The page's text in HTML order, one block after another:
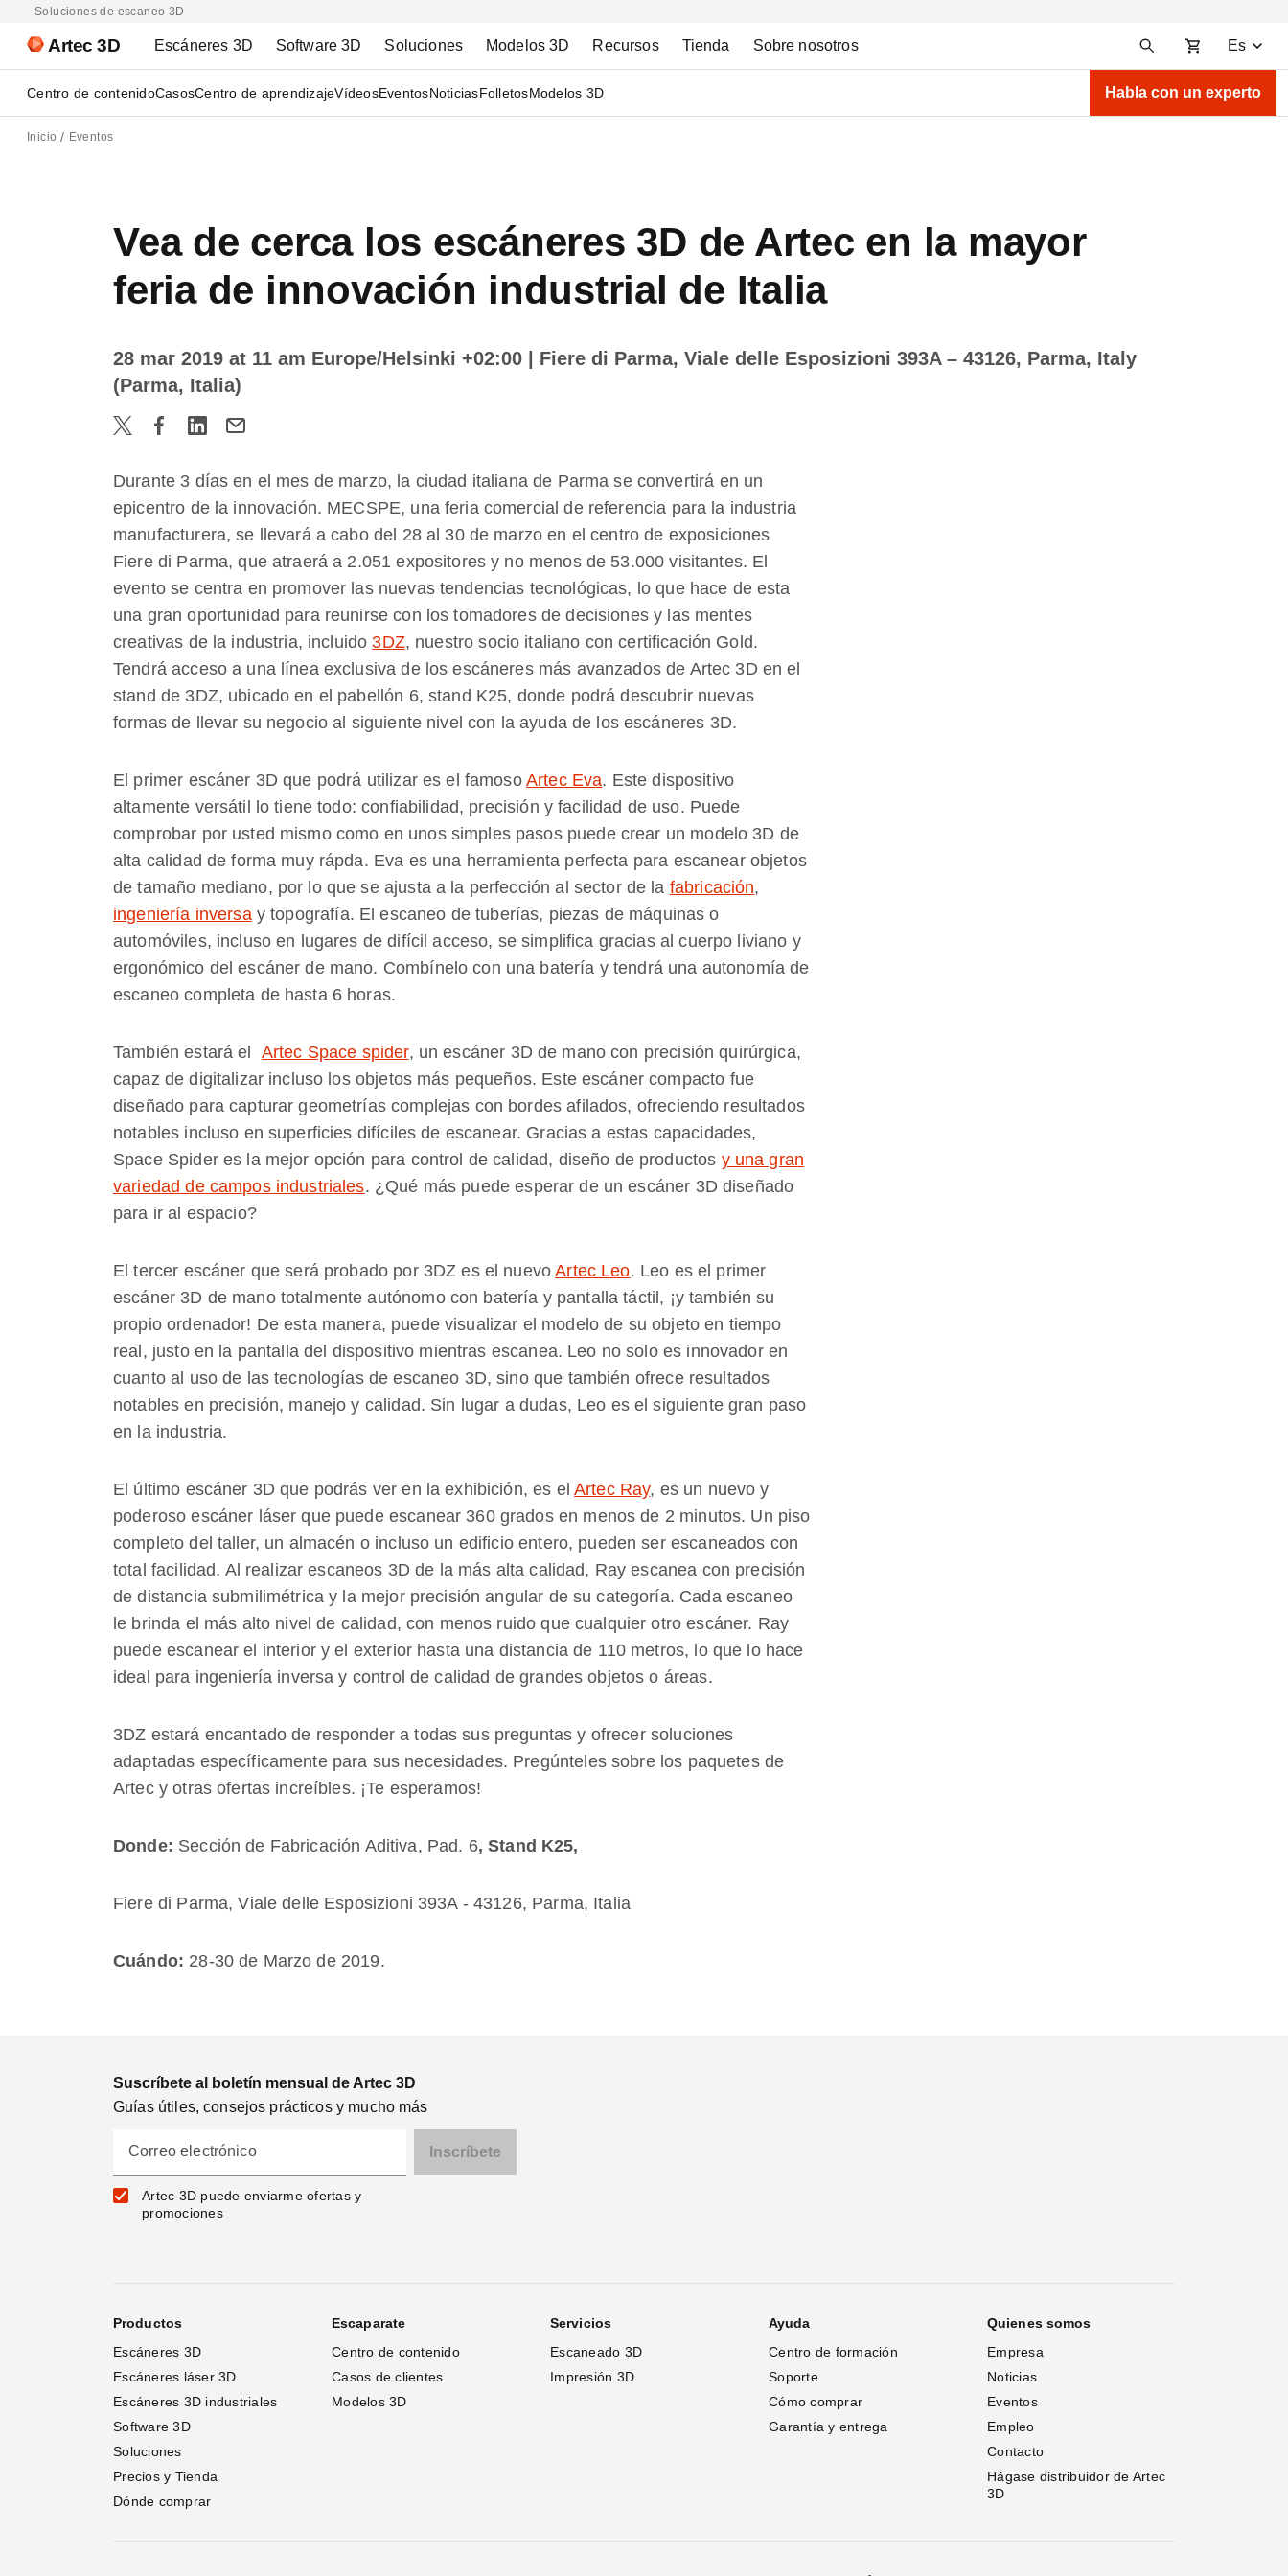
Soluciones de escaneo 3D
Artec 3D Escáneres 3D Software 3D Soluciones Modelos 3D Recursos Tienda Sobre nosotros Es
Centro de contenidoCasosCentro de aprendizajeVídeosEventosNoticiasFolletosModelos 3D Habla con un experto
Inicio Eventos
Vea de cerca los escáneres 3D de Artec en la mayor
feria de innovación industrial de Italia
28 mar 2019 at 11 am Europe/Helsinki +02:00
| Fiere di Parma, Viale delle Esposizioni 393A‎ – 43126, Parma, Italy
(Parma, Italia)
Durante 3 días en el mes de marzo, la ciudad italiana de Parma se convertirá en un
epicentro de la innovación. MECSPE, una feria comercial de referencia para la industria
manufacturera, se llevará a cabo del 28 al 30 de marzo en el centro de exposiciones
Fiere di Parma, que atraerá a 2.051 expositores y no menos de 53.000 visitantes. El
evento se centra en promover las nuevas tendencias tecnológicas, lo que hace de esta
una gran oportunidad para reunirse con los tomadores de decisiones y las mentes
creativas de la industria, incluido3DZ, nuestro socio italiano con certificación Gold.
Tendrá acceso a una línea exclusiva de los escáneres más avanzados de Artec 3D en el
stand de 3DZ, ubicado en el pabellón 6, stand K25, donde podrá descubrir nuevas
formas de llevar su negocio al siguiente nivel con la ayuda de los escáneres 3D.
El primer escáner 3D que podrá utilizar es el famoso Artec Eva. Este dispositivo
altamente versátil lo tiene todo: confiabilidad, precisión y facilidad de uso. Puede
comprobar por usted mismo como en unos simples pasos puede crear un modelo 3D de
alta calidad de forma muy rápda. Eva es una herramienta perfecta para escanear objetos
de tamaño mediano, por lo que se ajusta a la perfección al sector de la fabricación,
ingeniería inversay topografía. El escaneo de tuberías, piezas de máquinas o
automóviles, incluso en lugares de difícil acceso, se simplifica gracias al cuerpo liviano y
ergonómico del escáner de mano. Combínelo con una batería y tendrá una autonomía de
escaneo completa de hasta 6 horas.
También estará el Artec Space spider, un escáner 3D de mano con precisión quirúrgica,
capaz de digitalizar incluso los objetos más pequeños. Este escáner compacto fue
diseñado para capturar geometrías complejas con bordes afilados, ofreciendo resultados
notables incluso en superficies difíciles de escanear. Gracias a estas capacidades,
Space Spider es la mejor opción para control de calidad, diseño de productos y una gran
variedad de campos industriales. ¿Qué más puede esperar de un escáner 3D diseñado
para ir al espacio?
El tercer escáner que será probado por 3DZ es el nuevoArtec Leo. Leo es el primer
escáner 3D de mano totalmente autónomo con batería y pantalla táctil, ¡y también su
propio ordenador! De esta manera, puede visualizar el modelo de su objeto en tiempo
real, justo en la pantalla del dispositivo mientras escanea. Leo no solo es innovador en
cuanto al uso de las tecnologías de escaneo 3D, sino que también ofrece resultados
notables en precisión, manejo y calidad. Sin lugar a dudas, Leo es el siguiente gran paso
en la industria.
El último escáner 3D que podrás ver en la exhibición, es el Artec Ray, es un nuevo y
poderoso escáner láser que puede escanear 360 grados en menos de 2 minutos. Un piso
completo del taller, un almacén o incluso un edificio entero, pueden ser escaneados con
total facilidad. Al realizar escaneos 3D de la más alta calidad, Ray escanea con precisión
de distancia submilimétrica y la mejor precisión angular de su categoría. Cada escaneo
le brinda el más alto nivel de calidad, con menos ruido que cualquier otro escáner. Ray
puede escanear el interior y el exterior hasta una distancia de 110 metros, lo que lo hace
ideal para ingeniería inversa y control de calidad de grandes objetos o áreas.
3DZ estará encantado de responder a todas sus preguntas y ofrecer soluciones
adaptadas específicamente para sus necesidades. Pregúnteles sobre los paquetes de
Artec y otras ofertas increíbles. ¡Te esperamos!
Donde: Sección de Fabricación Aditiva, Pad. 6, Stand K25,
Fiere di Parma, Viale delle Esposizioni 393A - 43126, Parma, Italia
Cuándo: 28-30 de Marzo de 2019.
Suscríbete al boletín mensual de Artec 3D
Guías útiles, consejos prácticos y mucho más
Correo electrónico
Artec 3D puede enviarme ofertas y
promociones
Productos
Escáneres 3D
Escáneres láser 3D
Escáneres 3D industriales
Software 3D
Soluciones
Precios y Tienda
Dónde comprar
Escaparate
Centro de contenido
Casos de clientes
Modelos 3D
Servicios
Escaneado 3D
Impresión 3D
Ayuda
Centro de formación
Soporte
Cómo comprar
Garantía y entrega
Quienes somos
Empresa
Noticias
Eventos
Empleo
Contacto
Hágase distribuidor de Artec
3D